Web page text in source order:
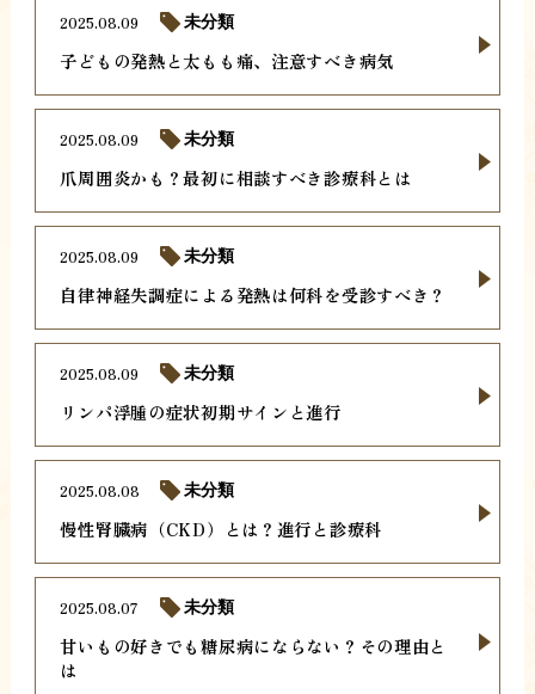
子どもの発熱と太もも痛、注意すべき病気
2025.08.09 未分類
爪周囲炎かも？最初に相談すべき診療科とは
2025.08.09 未分類
自律神経失調症による発熱は何科を受診すべき？
2025.08.09 未分類
リンパ浮腫の症状初期サインと進行
2025.08.09 未分類
慢性腎臓病（CKD）とは？進行と診療科
2025.08.08 未分類
甘いもの好きでも糖尿病にならない？その理由と
は
2025.08.07 未分類